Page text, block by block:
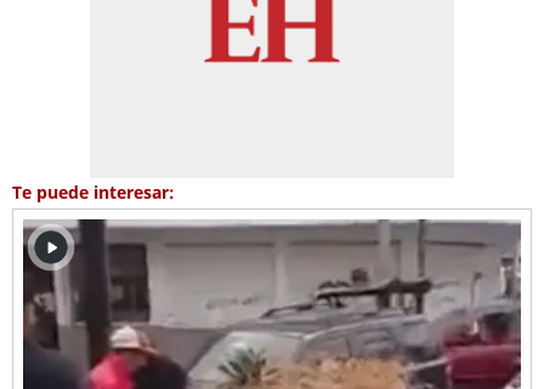
Te puede interesar: